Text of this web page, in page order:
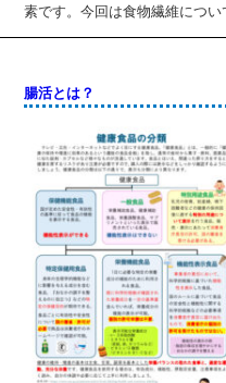
素です。今回は食物繊維につい
腸活とは？